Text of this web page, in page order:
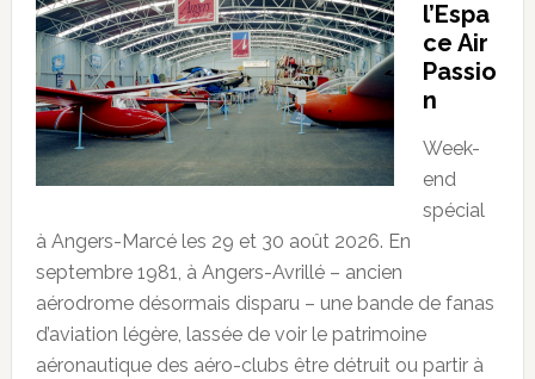
l’Espa
ce Air
Passio
n
Week-
end
spécial
à Angers-Marcé les 29 et 30 août 2026. En
septembre 1981, à Angers-Avrillé – ancien
aérodrome désormais disparu – une bande de fanas
d’aviation légère, lassée de voir le patrimoine
aéronautique des aéro-clubs être détruit ou partir à